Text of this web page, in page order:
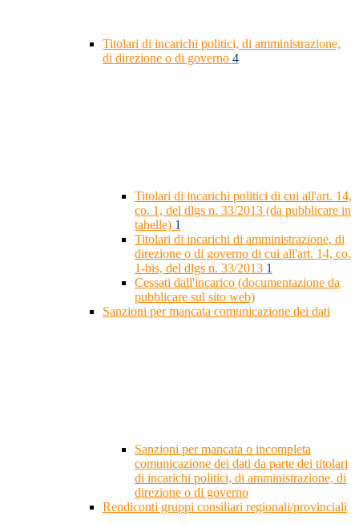
Titolari di incarichi politici, di amministrazione,
di direzione o di governo 4
Titolari di incarichi politici di cui all'art. 14,
co. 1, del dlgs n. 33/2013 (da pubblicare in
tabelle) 1
Titolari di incarichi di amministrazione, di
direzione o di governo di cui all'art. 14, co.
1-bis, del dlgs n. 33/2013 1
Cessati dall'incarico (documentazione da
pubblicare sul sito web)
Sanzioni per mancata comunicazione dei dati
Sanzioni per mancata o incompleta
comunicazione dei dati da parte dei titolari
di incarichi politici, di amministrazione, di
direzione o di governo
Rendiconti gruppi consiliari regionali/provinciali